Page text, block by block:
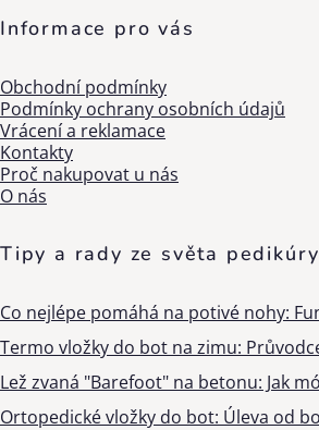
Informace pro vás
Obchodní podmínky
Podmínky ochrany osobních údajů
Vrácení a reklamace
Kontakty
Proč nakupovat u nás
O nás
Tipy a rady ze světa
Co nejlépe pomáhá na potivé nohy:
Termo vložky do bot na zimu:
Lež zvaná "Barefoot" na betonu: Jak
Ortopedické vložky do bot: Úleva od